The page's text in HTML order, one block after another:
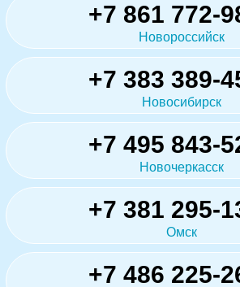
+7 861 772-
Новороссийск
+7 383 389-
Новосибирск
+7 495 843-
Новочеркасск
+7 381 295-
Омск
+7 486 225-